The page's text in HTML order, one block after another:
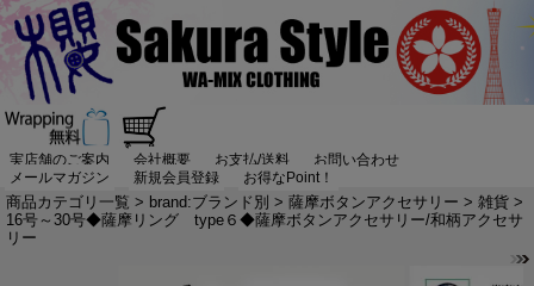
実店舗のご案内 会社概要 お支払/送料
お問い合わせ
メールマガジン
新規会員登録 お得なPoint！
商品カテゴリ一覧 > brand:ブランド別 > 薩摩ボタンアクセサリー > 雑貨 >
16号～30号◆薩摩リング type６◆薩摩ボタンアクセサリー/和柄アクセサ
リー